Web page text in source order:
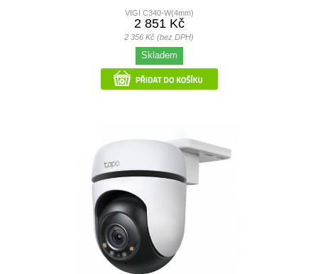
VIGI C340-W(4mm)
2 851 Kč
2 356 Kč (bez DPH)
Skladem